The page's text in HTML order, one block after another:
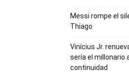
Messi rompe el
Thiago
Vinícius Jr.
sería el millonario
continuidad